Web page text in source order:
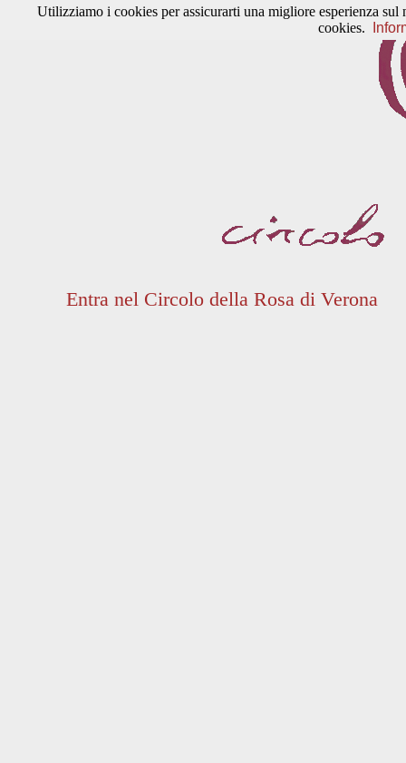
Entra nel Circolo della Rosa di Verona
Utilizziamo i cookies per assicurarti una migliore esperienza
cookies.